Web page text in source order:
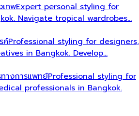
เทพExpert personal styling for
Navigate tropical wardrobes…
ค์Professional styling for designers,
in Bangkok. Develop…
างการแพทย์Professional styling for
professionals in Bangkok.